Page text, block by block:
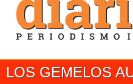
LOS GEMELOS